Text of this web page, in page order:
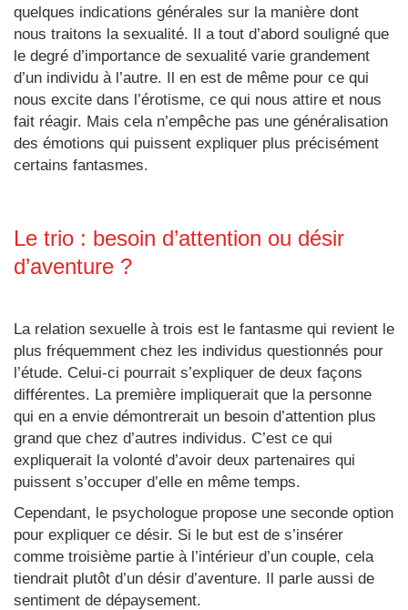
quelques indications générales sur la manière dont
nous traitons la sexualité. Il a tout d’abord souligné que
le degré d’importance de sexualité varie grandement
d’un individu à l’autre. Il en est de même pour ce qui
nous excite dans l’érotisme, ce qui nous attire et nous
fait réagir. Mais cela n’empêche pas une généralisation
des émotions qui puissent expliquer plus précisément
certains fantasmes.
Le trio : besoin d’attention ou désir
d’aventure ?
La relation sexuelle à trois est le fantasme qui revient le
plus fréquemment chez les individus questionnés pour
l’étude. Celui-ci pourrait s’expliquer de deux façons
différentes. La première impliquerait que la personne
qui en a envie démontrerait un besoin d’attention plus
grand que chez d’autres individus. C’est ce qui
expliquerait la volonté d’avoir deux partenaires qui
puissent s’occuper d’elle en même temps.
Cependant, le psychologue propose une seconde option
pour expliquer ce désir. Si le but est de s’insérer
comme troisième partie à l’intérieur d’un couple, cela
tiendrait plutôt d’un désir d’aventure. Il parle aussi de
sentiment de dépaysement.